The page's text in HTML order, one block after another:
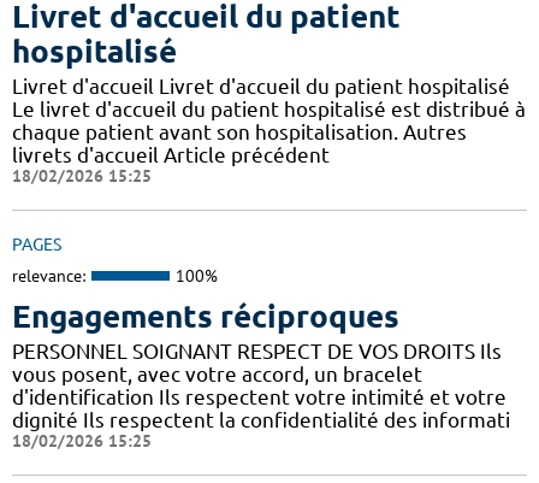
Livret d'accueil du patient
hospitalisé
Livret d'accueil Livret d'accueil du patient hospitalisé
Le livret d'accueil du patient hospitalisé est distribué à
chaque patient avant son hospitalisation. Autres
livrets d'accueil Article précédent
18/02/2026 15:25
PAGES
relevance: 100%
Engagements réciproques
PERSONNEL SOIGNANT RESPECT DE VOS DROITS Ils
vous posent, avec votre accord, un bracelet
d'identification Ils respectent votre intimité et votre
dignité Ils respectent la confidentialité des informati
18/02/2026 15:25